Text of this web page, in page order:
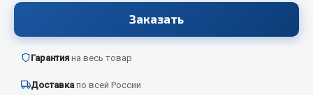
Автотовары
Автозвук
Заказать
Гарантия на весь товар
Доставка по всей России